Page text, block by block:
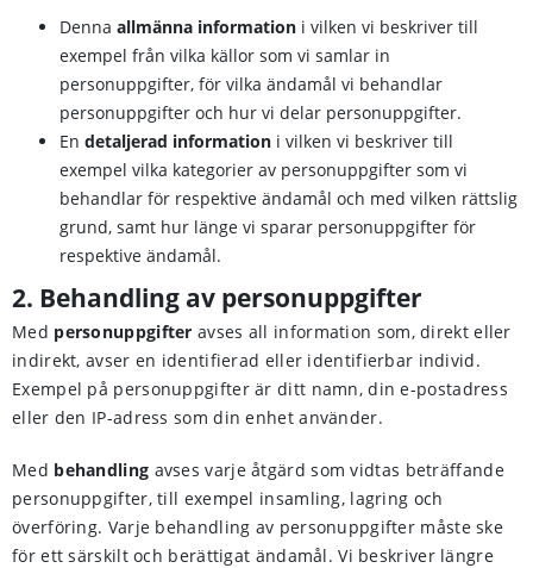
Denna allmänna information i vilken vi beskriver till
exempel från vilka källor som vi samlar in
personuppgifter, för vilka ändamål vi behandlar
personuppgifter och hur vi delar personuppgifter.
En detaljerad information i vilken vi beskriver till
exempel vilka kategorier av personuppgifter som vi
behandlar för respektive ändamål och med vilken rättslig
grund, samt hur länge vi sparar personuppgifter för
respektive ändamål.
2. Behandling av personuppgifter
Med personuppgifter avses all information som, direkt eller
indirekt, avser en identifierad eller identifierbar individ.
Exempel på personuppgifter är ditt namn, din e-postadress
eller den IP-adress som din enhet använder.
Med behandling avses varje åtgärd som vidtas beträffande
personuppgifter, till exempel insamling, lagring och
överföring. Varje behandling av personuppgifter måste ske
för ett särskilt och berättigat ändamål. Vi beskriver längre